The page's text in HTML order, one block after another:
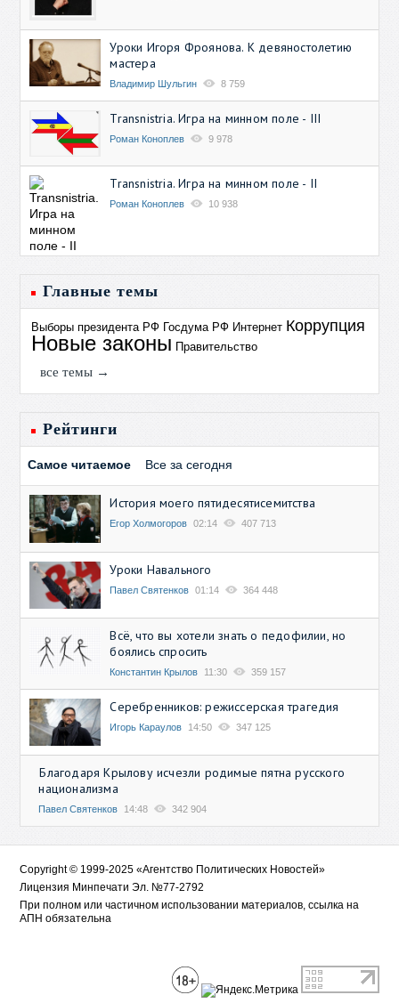
Уроки Игоря Фроянова. К девяностолетию
мастера
Владимир Шульгин 8 759
Transnistria. Игра на минном поле - III
Роман Коноплев 9 978
Transnistria. Игра на минном поле - II
Роман Коноплев 10 938
Главные темы
Выборы президента РФ Госдума РФ Интернет Коррупция
Новые законы Правительство
все темы →
Рейтинги
Самое читаемое Все за сегодня
История моего пятидесятисемитства
Егор Холмогоров 02:14 407 713
Уроки Навального
Павел Святенков 01:14 364 448
Всё, что вы хотели знать о педофилии, но
боялись спросить
Константин Крылов 11:30 359 157
Серебренников: режиссерская трагедия
Игорь Караулов 14:50 347 125
Благодаря Крылову исчезли родимые пятна русского
национализма
Павел Святенков 14:48 342 904
Copyright © 1999-2025 «Агентство Политических Новостей»
Лицензия Минпечати Эл. №77-2792
При полном или частичном использовании материалов, ссылка на
АПН обязательна